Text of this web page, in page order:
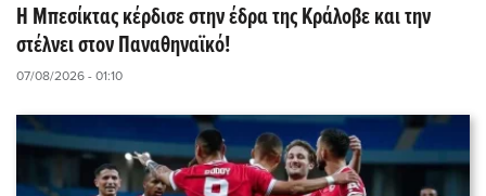
Η Μπεσίκτας κέρδισε στην έδρα της Κράλοβε και την
στέλνει στον Παναθηναϊκό!
07/08/2026 - 01:10